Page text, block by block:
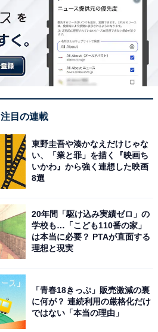
注目の連載
東野圭吾や湊かなえだけじゃな
い、「業と罪」を描く『映画ち
いかわ』から強く連想した映画
8選
20年間「駆け込み実績ゼロ」の
学校も…「こども110番の家」
は本当に必要？ PTAが直面する
理想と現実
「青春18きっぷ」販売激減の裏
に何が？ 連続利用の厳格化だけ
ではない「本当の理由」